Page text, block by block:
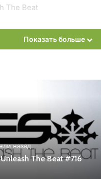
The Beat
новый выпуск
–
mp3. Лучшая
JES
find all episodes of
Listen and Download MP3
Показать больше
назад
Unleash The Beat #716